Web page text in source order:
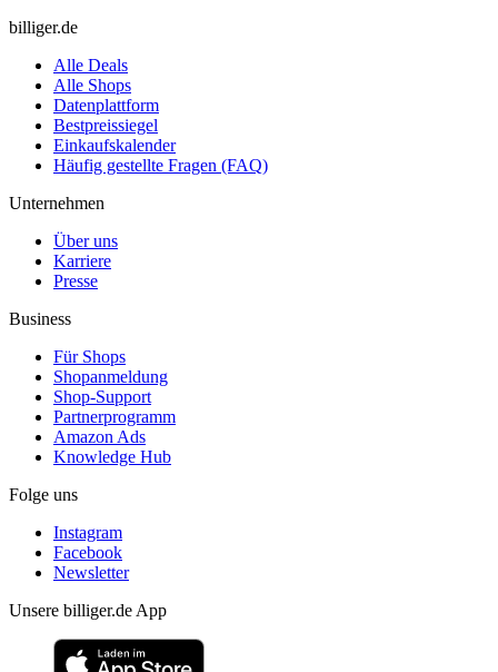
billiger.de
Alle Deals
Alle Shops
Datenplattform
Bestpreissiegel
Einkaufskalender
Häufig gestellte Fragen (FAQ)
Unternehmen
Über uns
Karriere
Presse
Business
Für Shops
Shopanmeldung
Shop-Support
Partnerprogramm
Amazon Ads
Knowledge Hub
Folge uns
Instagram
Facebook
Newsletter
Unsere billiger.de App